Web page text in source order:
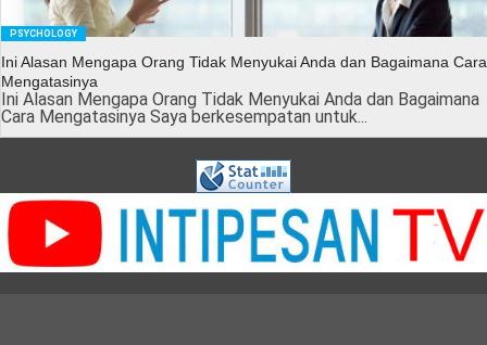
PSYCHOLOGY
Ini Alasan Mengapa Orang Tidak Menyukai Anda dan Bagaimana Cara
Mengatasinya
Ini Alasan Mengapa Orang Tidak Menyukai Anda dan Bagaimana
Cara Mengatasinya Saya berkesempatan untuk...